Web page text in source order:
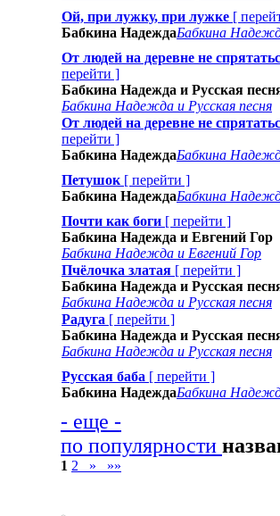
Ой, при лужку, при лужке [
Бабкина НадеждаБабкина
От людей на деревне не
перейти ]
Бабкина Надежда и Русская
Бабкина Надежда и Русская песня
От людей на деревне не
перейти ]
Бабкина НадеждаБабкина
Петушок [ перейти ]
Бабкина НадеждаБабкина
Почти как боги [ перейти ]
Бабкина Надежда и Евгений Гор
Бабкина Надежда и Евгений Гор
Пчёлочка златая [ перейти ]
Бабкина Надежда и Русская
Бабкина Надежда и Русская песня
Радуга [ перейти ]
Бабкина Надежда и Русская
Бабкина Надежда и Русская песня
Русская баба [ перейти ]
Бабкина НадеждаБабкина
- еще -
по популярности
1 2 » »»